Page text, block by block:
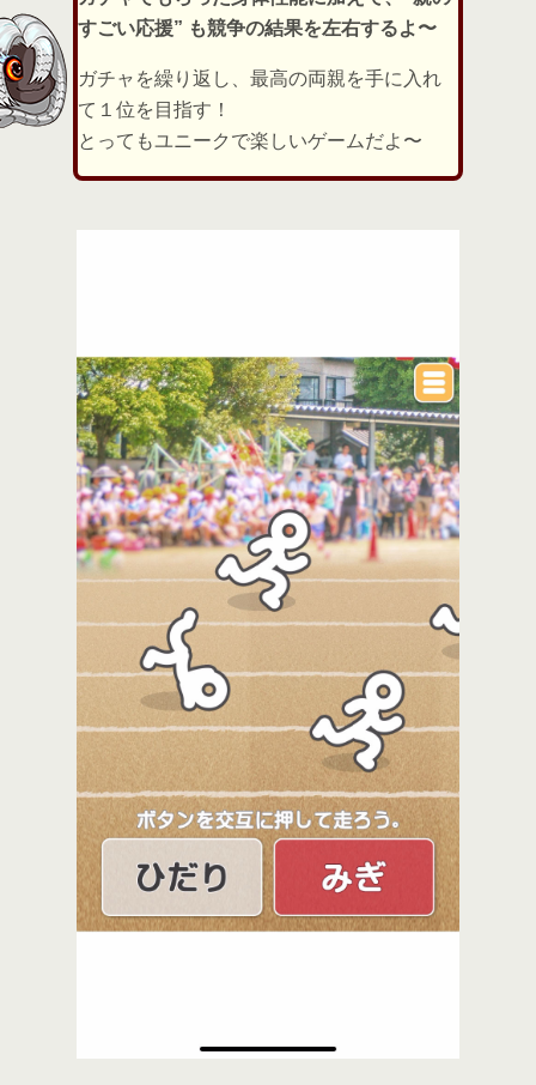
すごい応援” も競争の結果を左右するよ〜
ガチャを繰り返し、最高の両親を手に入れ
て１位を目指す！
とってもユニークで楽しいゲームだよ〜